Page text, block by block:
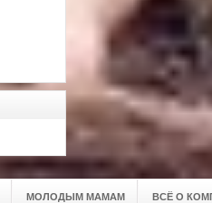
МОЛОДЫМ МАМАМ ВСЁ О